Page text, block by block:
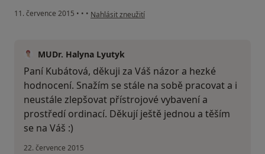
11. července 2015 • • • podle názoru uživatele Váš účet byl odstraněn
Nahlásit zneužití
MUDr. Halyna Lyutyk
Paní Kubátová, děkuji za Váš názor a hezké
hodnocení. Snažím se stále na sobě pracovat a i
neustále zlepšovat přístrojové vybavení a
prostředí ordinací. Děkují ještě jednou a těším
se na Váš :)
22. července 2015